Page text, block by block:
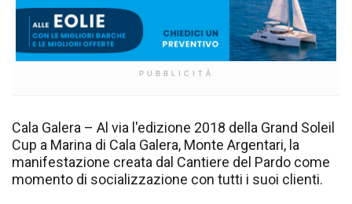
PUBBLICITÀ
Cala Galera – Al via l'edizione 2018 della Grand Soleil
Cup a Marina di Cala Galera, Monte Argentari, la
manifestazione creata dal Cantiere del Pardo come
momento di socializzazione con tutti i suoi clienti.